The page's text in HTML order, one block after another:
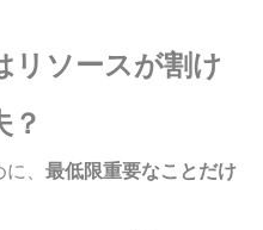
ソースが割け
、 最低限重要なことだけ